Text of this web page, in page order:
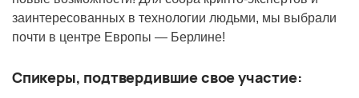
заинтересованных в технологии людьми, мы выбрали
почти в центре Европы — Берлине!
Спикеры, подтвердившие свое участие: